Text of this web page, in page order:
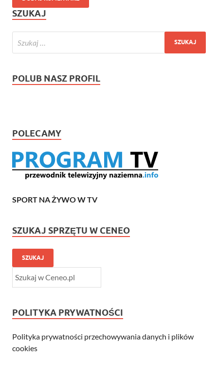
SZUKAJ
POLUB NASZ PROFIL
POLECAMY
SPORT NA ŻYWO W TV
SZUKAJ SPRZĘTU W CENEO
SZUKAJ
POLITYKA PRYWATNOŚCI
Polityka prywatności przechowywania danych i plików
cookies